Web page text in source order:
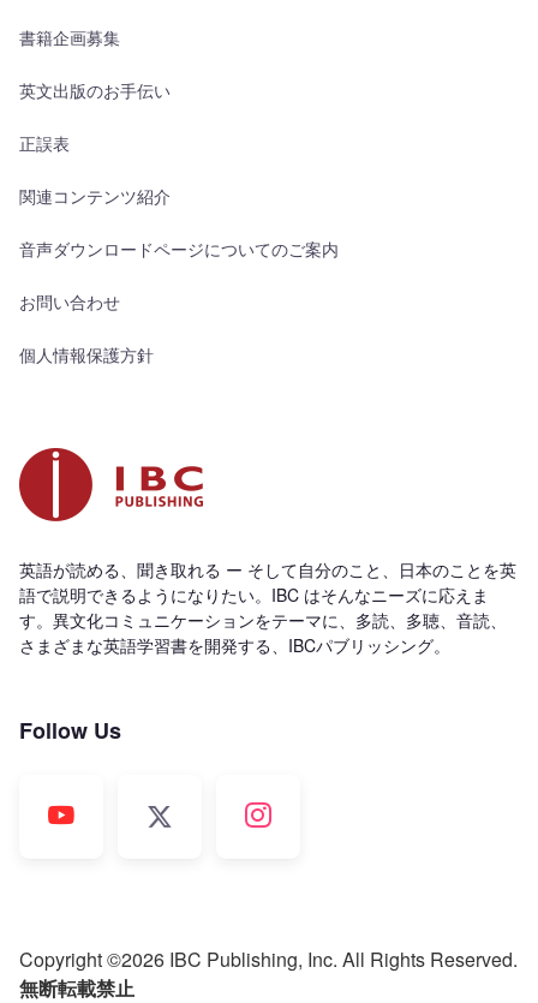
英語が読める、聞き取れる ー そして自分のこと、日本のことを英
語で説明できるようになりたい。IBC はそんなニーズに応えま
す。異文化コミュニケーションをテーマに、多読、多聴、音読、
さまざまな英語学習書を開発する、IBCパブリッシング。
Follow Us
書籍企画募集
英文出版のお手伝い
正誤表
関連コンテンツ紹介
音声ダウンロードページについてのご案内
お問い合わせ
個人情報保護方針
Copyright ©2026 IBC Publishing, Inc. All Rights Reserved.
無断転載禁止